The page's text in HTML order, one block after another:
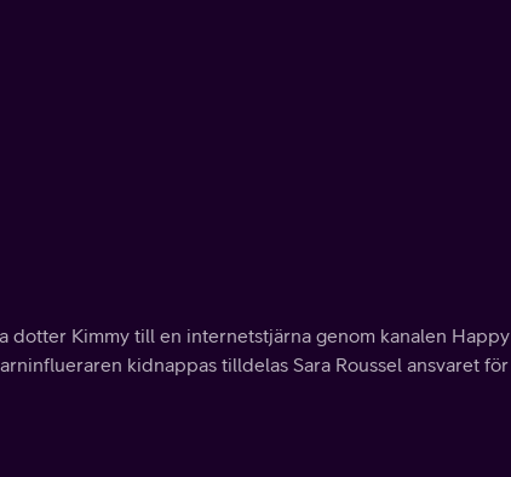
dotter Kimmy till en internetstjärna genom kanalen Happy
kidnappas tilldelas Sara Roussel ansvaret för